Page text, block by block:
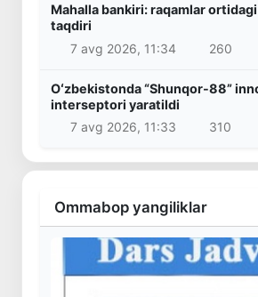
Mahalla bankiri: raqamlar
taqdiri
7 avg 2026, 11:34
260
Oʻzbekistonda “Shunqor-88”
interseptori yaratildi
7 avg 2026, 11:33
310
Ommabop yangiliklar